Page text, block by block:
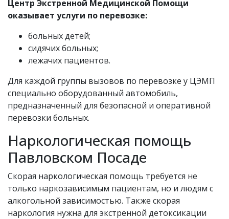
Центр Экстренной Медицинской Помощи
оказывает услуги по перевозке:
больных детей;
сидячих больных;
лежачих пациентов.
Для каждой группы вызовов по перевозке у ЦЭМП
специально оборудованный автомобиль,
предназначенный для безопасной и оперативной
перевозки больных.
Наркологическая помощь
Павловском Посаде
Скорая наркологическая помощь требуется не
только наркозависимым пациентам, но и людям с
алкогольной зависимостью. Также скорая
наркология нужна для экстренной детоксикации